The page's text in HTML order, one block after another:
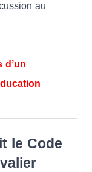
au
d’un
le Code